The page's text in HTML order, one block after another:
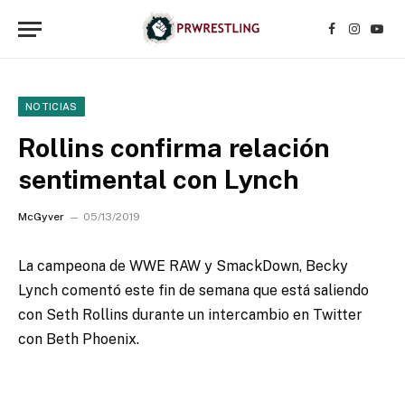
Facebook
NOTICIAS
Rollins confirma relación
sentimental con Lynch
McGyver 05/13/2019
La campeona de WWE RAW y SmackDown, Becky
Lynch comentó este fin de semana que está saliendo
con Seth Rollins durante un intercambio en Twitter
con Beth Phoenix.